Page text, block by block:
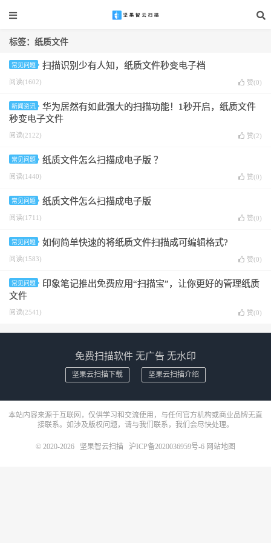
标签：纸质文件
常见问题 扫描识别少有人知，纸质文件秒变电子档
阅读(1602) 赞(0)
新闻资讯
华为居然有如此强大的扫描功能！1秒开启，纸质文件
秒变电子文件
阅读(2122) 赞(2)
常见问题 纸质文件怎么扫描成电子版 ？
阅读(1440) 赞(0)
常见问题 纸质文件怎么扫描成电子版
阅读(1711) 赞(0)
常见问题 如何简单快速的将纸质文件扫描成可编辑格式?
阅读(1583) 赞(0)
常见问题
印象笔记推出免费应用“扫描宝”，让你更好的管理纸质
文件
阅读(2541) 赞(0)
免费扫描软件 无广告 无水印
坚果云扫描下载 坚果云扫描介绍
本站内容来源于互联网，仅供学习和交流使用，与任何官方机构或商业品牌无直
接联系。如涉及版权问题，请与我们联系，我们会尽快处理。
© 2020-2026 坚果智云扫描 沪ICP备2020036959号-6 网站地图